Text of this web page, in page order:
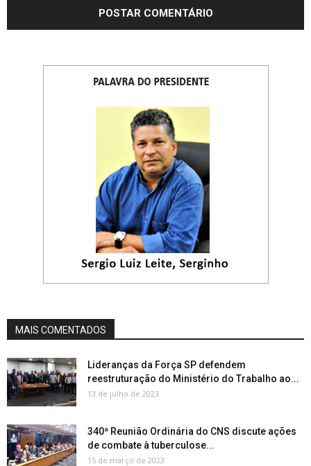
MAIS COMENTADOS
Lideranças da Força SP defendem
reestruturação do Ministério do Trabalho ao...
13 de julho de 2023
340ª Reunião Ordinária do CNS discute ações
de combate à tuberculose...
15 de março de 2023